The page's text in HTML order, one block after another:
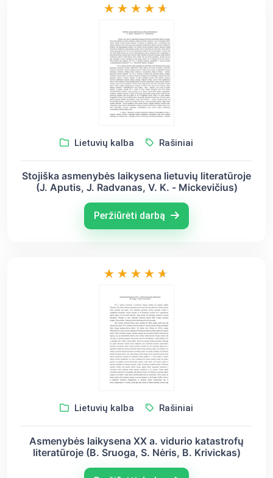
Lietuvių kalba Rašiniai
Stojiška asmenybės laikysena lietuvių literatūroje
(J. Aputis, J. Radvanas, V. K. - Mickevičius)
Peržiūrėti darbą
Lietuvių kalba Rašiniai
Asmenybės laikysena XX a. vidurio katastrofų
literatūroje (B. Sruoga, S. Nėris, B. Krivickas)